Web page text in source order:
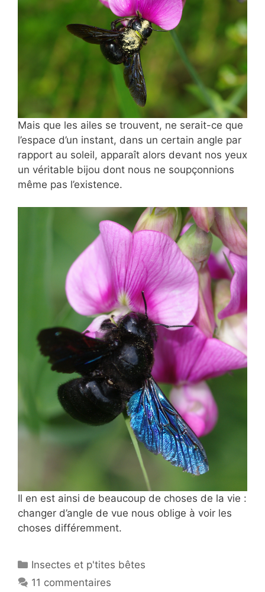
Mais que les ailes se trouvent, ne serait-ce que
l’espace d’un instant, dans un certain angle par
rapport au soleil, apparaît alors devant nos yeux
un véritable bijou dont nous ne soupçonnions
même pas l’existence.
Il en est ainsi de beaucoup de choses de la vie :
changer d’angle de vue nous oblige à voir les
choses différemment.
Catégories
Insectes et p'tites bêtes
11 commentaires